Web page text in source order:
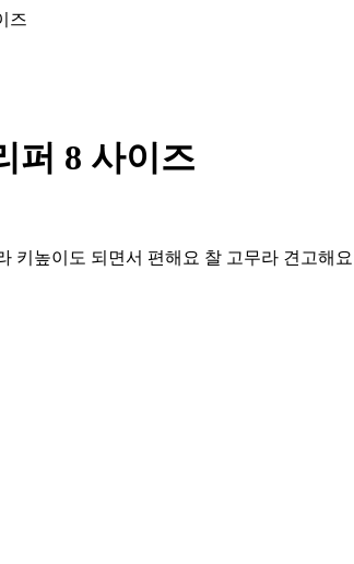
즈
퍼 8 사이즈
키높이도 되면서 편해요 찰 고무라 견고해